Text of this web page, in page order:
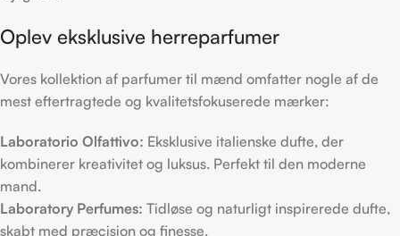
Oplev eksklusive herreparfumer
Vores kollektion af parfumer til mænd omfatter nogle af de
mest eftertragtede og kvalitetsfokuserede mærker:
Laboratorio Olfattivo: Eksklusive italienske dufte, der
kombinerer kreativitet og luksus. Perfekt til den moderne
mand.
Laboratory Perfumes: Tidløse og naturligt inspirerede dufte,
skabt med præcision og finesse.